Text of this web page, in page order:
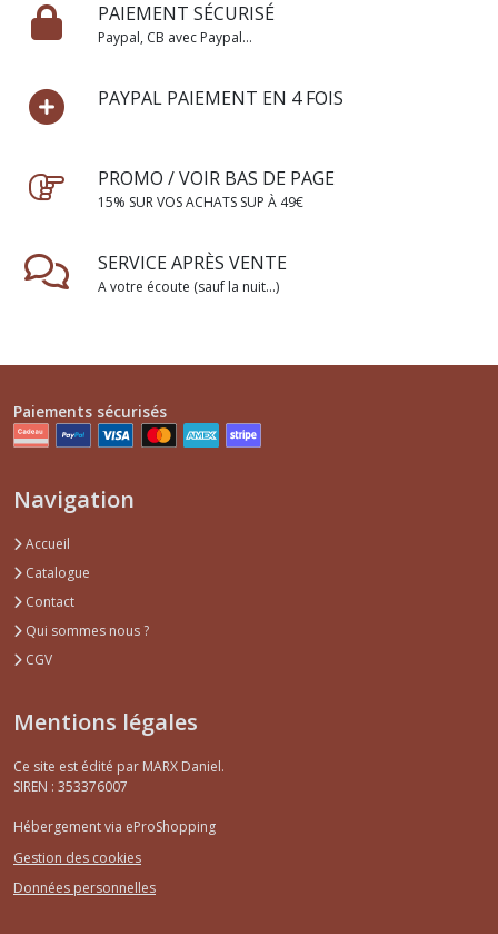
PAIEMENT SÉCURISÉ
Paypal, CB avec Paypal...
PAYPAL PAIEMENT EN 4 FOIS
PROMO / VOIR BAS DE PAGE
15% SUR VOS ACHATS SUP À 49€
SERVICE APRÈS VENTE
A votre écoute (sauf la nuit...)
Paiements sécurisés
Navigation
Accueil
Catalogue
Contact
Qui sommes nous ?
CGV
Mentions légales
Ce site est édité par MARX Daniel.
SIREN : 353376007
Hébergement via eProShopping
Gestion des cookies
Données personnelles